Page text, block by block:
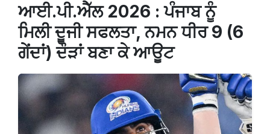
ਆਈ.ਪੀ.ਐੱਲ 2026 : ਪੰਜਾਬ ਨੂੰ
ਮਿਲੀ ਦੂਜੀ ਸਫਲਤਾ, ਨਮਨ ਧੀਰ 9 (6
ਗੇਂਦਾਂ) ਦੌੜਾਂ ਬਣਾ ਕੇ ਆਊਟ